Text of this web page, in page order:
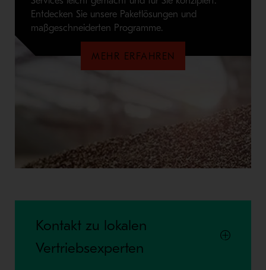
Entdecken Sie unsere Paketlösungen und
maßgeschneiderten Programme.
MEHR ERFAHREN
Kontakt zu lokalen
Vertriebsexperten